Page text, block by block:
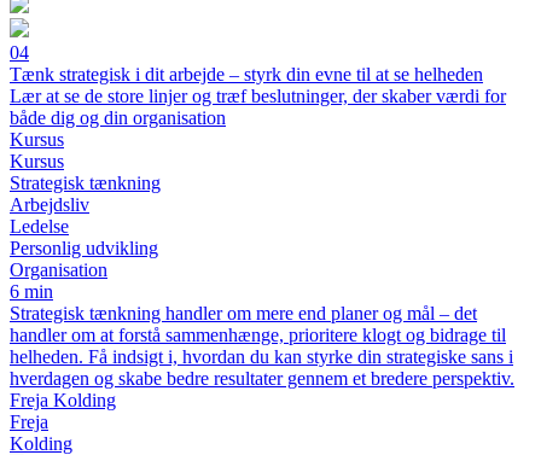
04
Tænk strategisk i dit arbejde – styrk din evne til at se helheden
Lær at se de store linjer og træf beslutninger, der skaber værdi for
både dig og din organisation
Kursus
Kursus
Strategisk tænkning
Arbejdsliv
Ledelse
Personlig udvikling
Organisation
6 min
Strategisk tænkning handler om mere end planer og mål – det
handler om at forstå sammenhænge, prioritere klogt og bidrage til
helheden. Få indsigt i, hvordan du kan styrke din strategiske sans i
hverdagen og skabe bedre resultater gennem et bredere perspektiv.
Freja Kolding
Freja
Kolding